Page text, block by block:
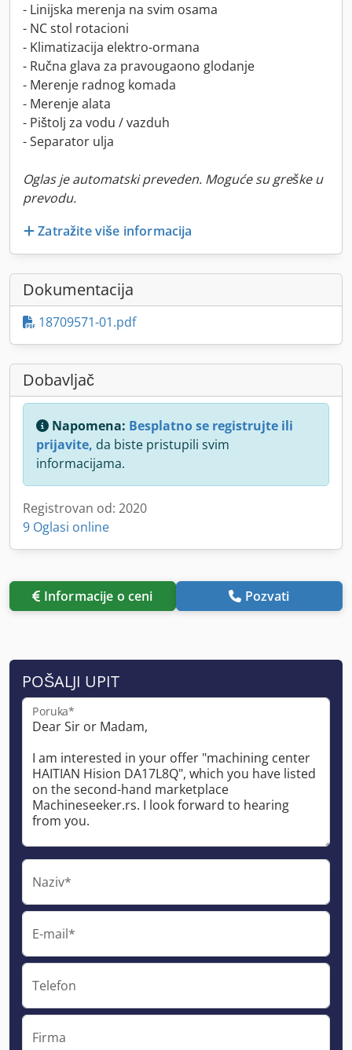
- Linijska merenja na svim osama
- NC stol rotacioni
- Klimatizacija elektro-ormana
- Ručna glava za pravougaono glodanje
- Merenje radnog komada
- Merenje alata
- Pištolj za vodu / vazduh
- Separator ulja
Oglas je automatski preveden. Moguće su greške u
prevodu.
Zatražite više informacija
Dokumentacija
18709571-01.pdf
Dobavljač
Napomena: Besplatno se registrujte ili
prijavite, da biste pristupili svim
informacijama.
Registrovan od: 2020
9 Oglasi online
Informacije o ceni Pozvati
POŠALJI UPIT
Poruka*
Naziv*
E-mail*
Telefon
Firma